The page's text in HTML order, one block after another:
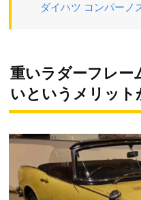
ダイハツ コンパーノ
重いラダーフレー
いというメリット